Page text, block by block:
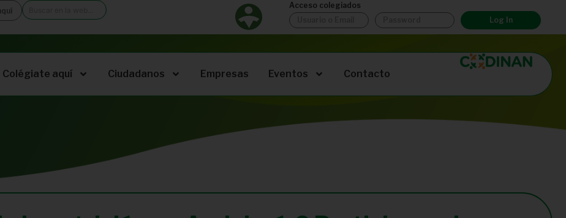
Acceso colegiados
Log In
Colégiate aquí Ciudadanos Empresas Eventos Contacto